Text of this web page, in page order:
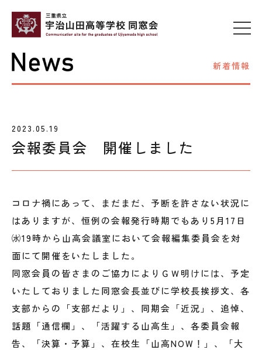
新着情報
2023.05.19
会報委員会 開催しました
コロナ禍にあって、まだまだ、予断を許さない状況に
はありますが、恒例の会報発行時期でもあり5月17日
㈬19時から山高会議室において会報編集委員会を対
面にて開催をいたしました。
同窓会員の皆さまのご協力によりＧＷ明けには、予定
いたしておりました同窓会長並びに学校長挨拶文、各
支部からの「支部だより」、同期会「近況」、追悼、
話題「通信欄」、「活躍する山高生」、各委員会報
告、「決算・予算」、在校生「山高NOW！」、「大